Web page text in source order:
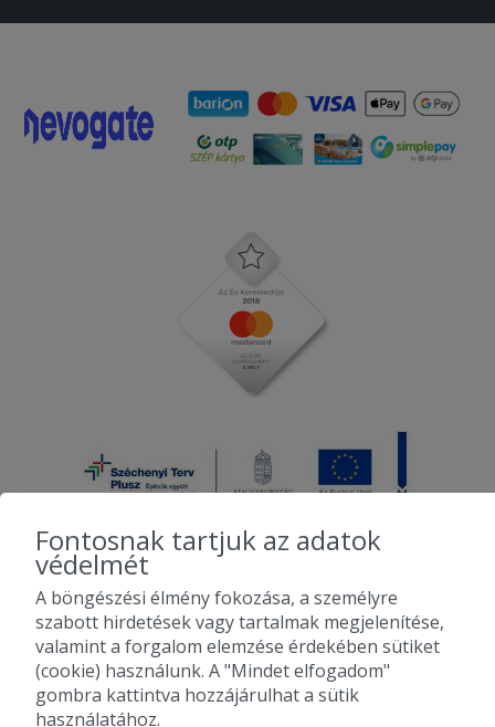
2010-2026 Copyright - Falatozz.hu - Diston-line Kft.
Pizza, gyros, hamburger, menük kedvező áron, egy helyen az összes
étterem ajánlata.
Fontosnak tartjuk az adatok
védelmét
A böngészési élmény fokozása, a személyre
szabott hirdetések vagy tartalmak megjelenítése,
valamint a forgalom elemzése érdekében sütiket
(cookie) használunk. A "Mindet elfogadom"
gombra kattintva hozzájárulhat a sütik
használatához.